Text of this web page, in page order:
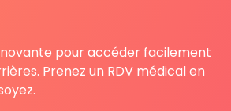
pour accéder facilement
Prenez un RDV médical en